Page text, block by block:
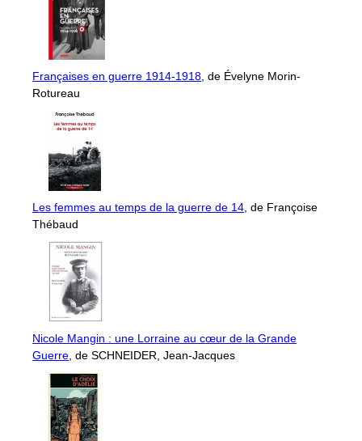
Françaises en guerre 1914-1918, de Évelyne Morin-
Rotureau
Les femmes au temps de la guerre de 14, de Françoise
Thébaud
Nicole Mangin : une Lorraine au cœur de la Grande
Guerre, de SCHNEIDER, Jean-Jacques